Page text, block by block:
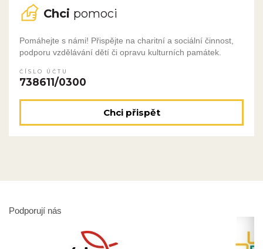
Chci pomoci
Pomáhejte s námi! Přispějte na charitní a sociální činnost,
podporu vzdělávání dětí či opravu kulturních památek.
ČÍSLO ÚČTU
738611/0300
Chci přispět
Podporují nás